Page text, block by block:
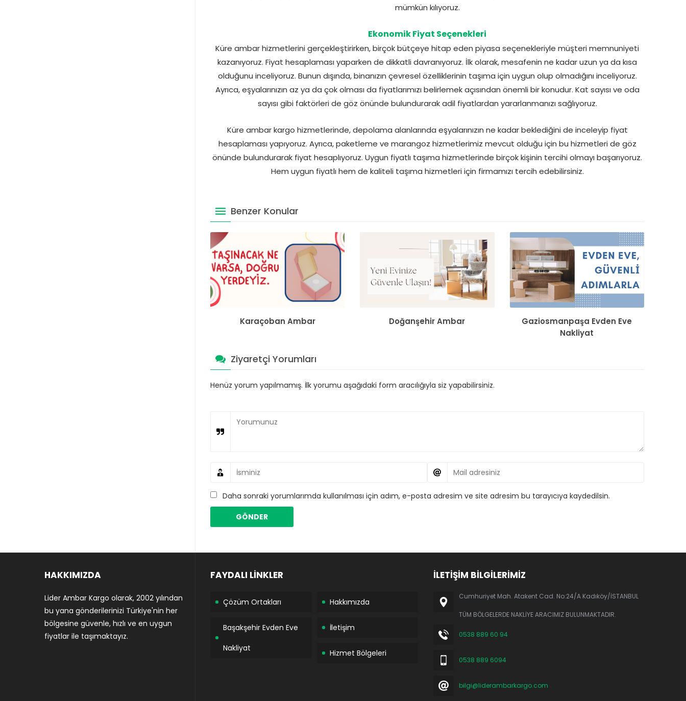
mümkün kılıyoruz.
Ekonomik Fiyat Seçenekleri
Küre ambar hizmetlerini gerçekleştirirken, birçok bütçeye hitap eden piyasa seçenekleriyle müşteri memnuniyeti
kazanıyoruz. Fiyat hesaplaması yaparken de dikkatli davranıyoruz. İlk olarak, mesafenin ne kadar uzun ya da kısa
olduğunu inceliyoruz. Bunun dışında, binanızın çevresel özelliklerinin taşıma için uygun olup olmadığını inceliyoruz.
Ayrıca, eşyalarınızın az ya da çok olması da fiyatlarımızı belirlemek açısından önemli bir konudur. Kat sayısı ve oda
sayısı gibi faktörleri de göz önünde bulundurarak adil fiyatlardan yararlanmanızı sağlıyoruz.
Küre ambar kargo hizmetlerinde, depolama alanlarında eşyalarınızın ne kadar beklediğini de inceleyip fiyat
hesaplaması yapıyoruz. Ayrıca, paketleme ve marangoz hizmetlerimiz mevcut olduğu için bu hizmetleri de göz
önünde bulundurarak fiyat hesaplıyoruz. Uygun fiyatlı taşıma hizmetlerinde birçok kişinin tercihi olmayı başarıyoruz.
Hem uygun fiyatlı hem de kaliteli taşıma hizmetleri için firmamızı tercih edebilirsiniz.
Benzer Konular
Karaçoban Ambar Doğanşehir Ambar
Gaziosmanpaşa Evden Eve
Nakliyat
Ziyaretçi Yorumları
Henüz yorum yapılmamış. İlk yorumu aşağıdaki form aracılığıyla siz yapabilirsiniz.
Daha sonraki yorumlarımda kullanılması için adım, e-posta adresim ve site adresim bu tarayıcıya kaydedilsin.
HAKKIMIZDA
Lider Ambar Kargo olarak, 2002 yılından
bu yana gönderilerinizi Türkiye'nin her
bölgesine güvenle, hızlı ve en uygun
fiyatlar ile taşımaktayız.
FAYDALI LİNKLER
Çözüm Ortakları Hakkımızda
Başakşehir Evden Eve
Nakliyat
İletişim
Hizmet Bölgeleri
İLETİŞİM BİLGİLERİMİZ
Cumhuriyet Mah. Atakent Cad. No:24/A Kadıköy/İSTANBUL
TÜM BÖLGELERDE NAKLİYE ARACIMIZ BULUNMAKTADIR.
0538 889 60 94
0538 889 6094
bilgi@liderambarkargo.com